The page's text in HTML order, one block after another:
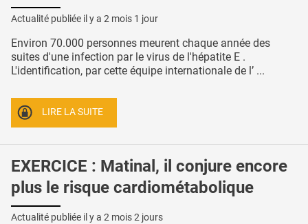
Actualité publiée il y a 2 mois 1 jour
Environ 70.000 personnes meurent chaque année des
suites d'une infection par le virus de l'hépatite E .
L'identification, par cette équipe internationale de l’ ...
LIRE LA SUITE
EXERCICE : Matinal, il conjure encore
plus le risque cardiométabolique
Actualité publiée il y a 2 mois 2 jours